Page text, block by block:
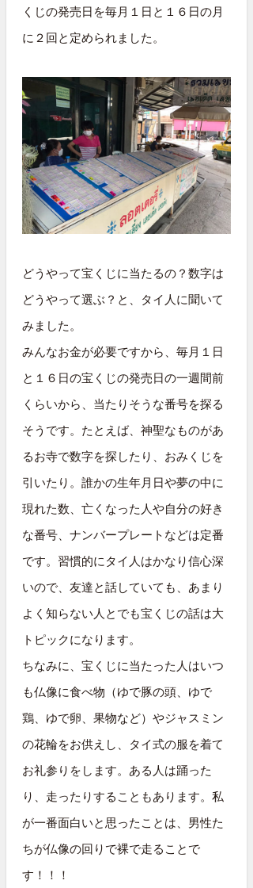
くじの発売日を毎月１日と１６日の月
に２回と定められました。
どうやって宝くじに当たるの？数字は
どうやって選ぶ？と、タイ人に聞いて
みました。
みんなお金が必要ですから、毎月１日
と１６日の宝くじの発売日の一週間前
くらいから、当たりそうな番号を探る
そうです。たとえば、神聖なものがあ
るお寺で数字を探したり、おみくじを
引いたり。誰かの生年月日や夢の中に
現れた数、亡くなった人や自分の好き
な番号、ナンバープレートなどは定番
です。習慣的にタイ人はかなり信心深
いので、友達と話していても、あまり
よく知らない人とでも宝くじの話は大
トピックになります。
ちなみに、宝くじに当たった人はいつ
も仏像に食べ物（ゆで豚の頭、ゆで
鶏、ゆで卵、果物など）やジャスミン
の花輪をお供えし、タイ式の服を着て
お礼参りをします。ある人は踊った
り、走ったりすることもあります。私
が一番面白いと思ったことは、男性た
ちが仏像の回りで裸で走ることで
す！！！